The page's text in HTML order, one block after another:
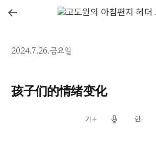
←
2024.7.26.금요일
孩子们的情绪变化